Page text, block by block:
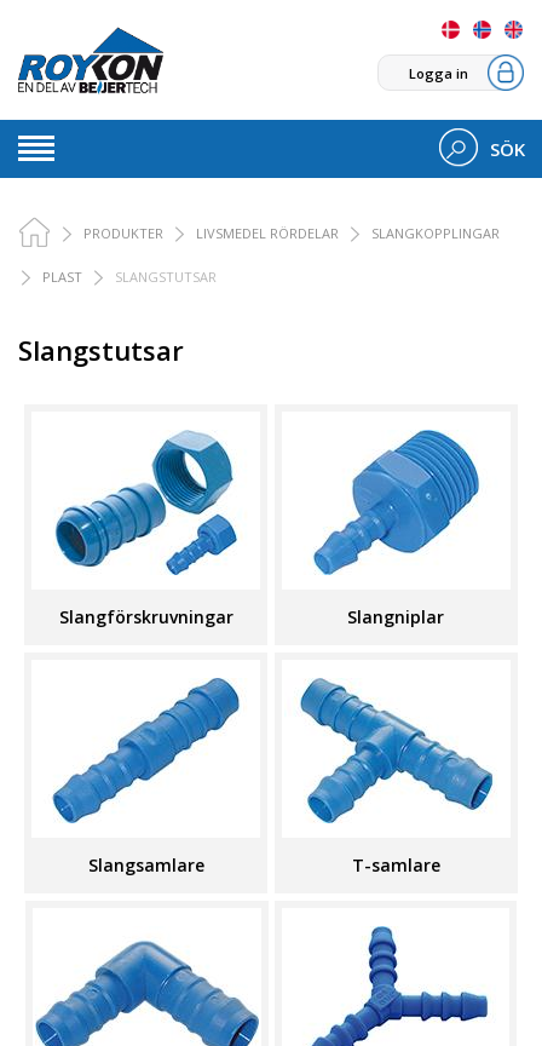
Logga in
SÖK
PRODUKTER LIVSMEDEL RÖRDELAR SLANGKOPPLINGAR
PLAST SLANGSTUTSAR
Slangstutsar
Slangförskruvningar Slangniplar
Slangsamlare T-samlare